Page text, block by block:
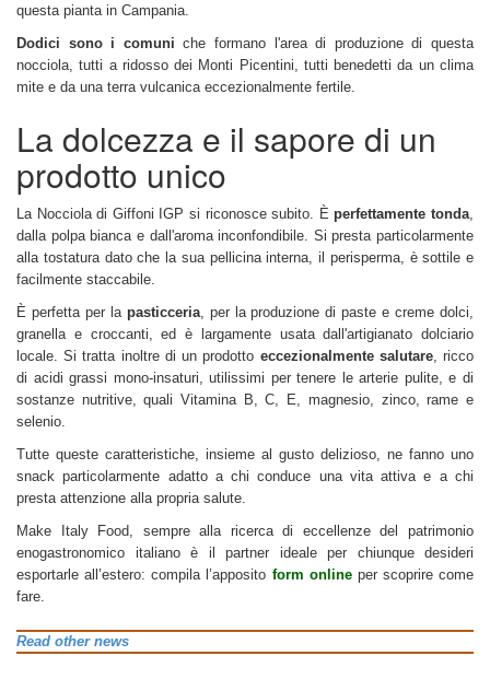
questa pianta in Campania.
Dodici sono i comuni che formano l'area di produzione di questa
nocciola, tutti a ridosso dei Monti Picentini, tutti benedetti da un clima
mite e da una terra vulcanica eccezionalmente fertile.
La dolcezza e il sapore di un
prodotto unico
La Nocciola di Giffoni IGP si riconosce subito. Èperfettamente tonda
dalla polpa bianca e dall'aroma inconfondibile. Si presta particolarmente
alla tostatura dato che la sua pellicina interna, il perisperma, è sottile e
facilmente staccabile.
È perfetta per la pasticceria, per la produzione di paste e creme dolci,
granella e croccanti, ed è largamente usata dall'artigianato dolciario
locale. Si tratta inoltre di un prodotto eccezionalmente salutare, ricco
di acidi grassi mono-insaturi, utilissimi per tenere le arterie pulite, e di
sostanze nutritive, quali Vitamina B, C, E, magnesio, zinco, rame e
selenio.
Tutte queste caratteristiche, insieme al gusto delizioso, ne fanno uno
snack particolarmente adatto a chi conduce una vita attiva e a chi
presta attenzione alla propria salute.
Make Italy Food, sempre alla ricerca di eccellenze del patrimonio
enogastronomico italiano è il partner ideale per chiunque desideri
esportarle all’estero: compila l’apposito form onlineper scoprire come
fare.
Read other news